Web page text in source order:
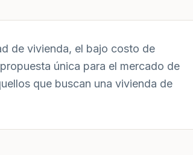
de vivienda, el bajo costo de
única para el mercado de
que buscan una vivienda de